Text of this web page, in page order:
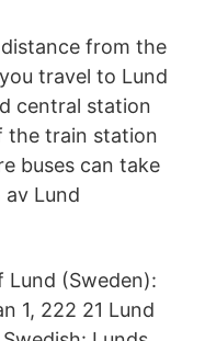
from the
travel to Lund
central station
the train station
buses can take
Lund
(Sweden):
1, 222 21 Lund